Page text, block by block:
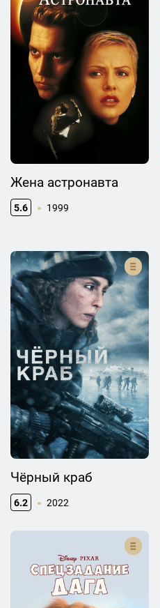
Жена астронавта
5.6 1999
Чёрный краб
6.2 2022